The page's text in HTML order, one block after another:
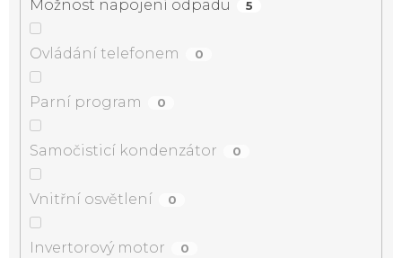
Možnost napojení odpadu 5
Ovládání telefonem 0
Parní program 0
Samočisticí kondenzátor 0
Vnitřní osvětlení 0
Invertorový motor 0